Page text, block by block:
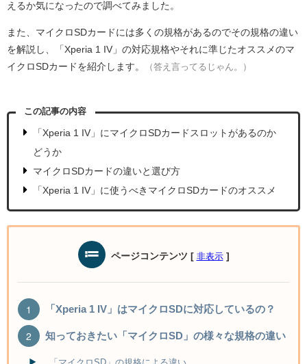
えるか気になったので調べてみました。
また、マイクロSDカードには多くの規格があるのでその規格の違い
を解説し、「Xperia 1 IV」の対応規格やそれに準じたオススメのマ
イクロSDカードを紹介します。
（答え言ってるじゃん。）
この記事の内容
「Xperia 1 IV」にマイクロSDカードスロットがあるのか
どうか
マイクロSDカードの違いと選び方
「Xperia 1 IV」に使うべきマイクロSDカードのオススメ
ページコンテンツ [ 非表示 ]
「Xperia 1 IV」はマイクロSDに対応しているの？
知っておきたい「マイクロSD」の様々な規格の違い